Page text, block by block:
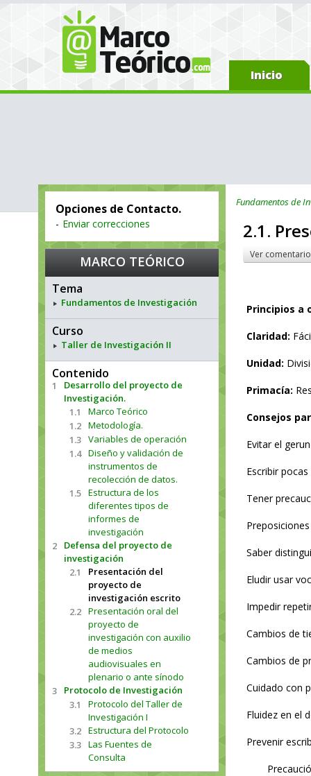
Inicio
Opciones de Contacto.
- Enviar correcciones
MARCO TEÓRICO
Tema
Fundamentos de Investigación
Curso
Taller de Investigación II
Contenido
1
Desarrollo del proyecto de
Investigación.
1.1
Marco Teórico
1.2 Metodología.
1.3 Variables de operación
1.4 Diseño y validación de
instrumentos de
recolección de datos.
1.5 Estructura de los
diferentes tipos de
informes de
investigación
2
Defensa del proyecto de
investigación
2.1
Presentación del
proyecto de
investigación escrito
2.2 Presentación oral del
proyecto de
investigación con auxilio
de medios
audiovisuales en
plenario o ante sínodo
3
Protocolo de Investigación
3.1
Protocolo del Taller de
Investigación I
3.2 Estructura del Protocolo
3.3 Las Fuentes de
Consulta
Fundamentos de
2.1.
Ver
Principios a
Claridad:
Unidad:
Primacía:
Consejos
Evitar el
Escribir
Tener
Saber
Eludir usar
Impedir
Cambios de
Cambios de
Cuidado con
Fluidez en el
Prevenir